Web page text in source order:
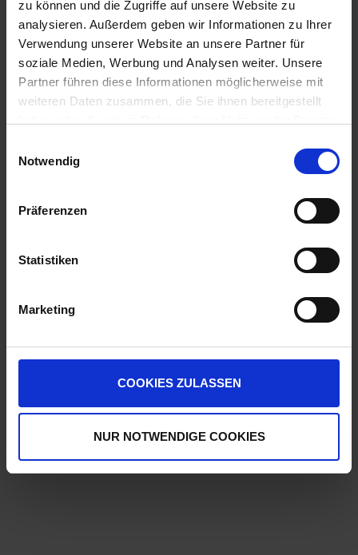
zu können und die Zugriffe auf unsere Website zu
analysieren. Außerdem geben wir Informationen zu Ihrer
Verwendung unserer Website an unsere Partner für
soziale Medien, Werbung und Analysen weiter. Unsere
Partner führen diese Informationen möglicherweise mit
weiteren Daten zusammen, die Sie ihnen bereitgestellt
Notwendig
Präferenzen
Statistiken
Marketing
COOKIES ZULASSEN
NUR NOTWENDIGE COOKIES
37,94 € / St
37,94 € pro 1 Stück
Lieferung voraussichtlich ab Dienstag, 11. August 2026
Menge
ZUR VERGLEICHSLISTE HINZUFÜGEN
Herstellerinformationen (GPSR)
Am Amazonenwerk 41518
49205 Hasbergen